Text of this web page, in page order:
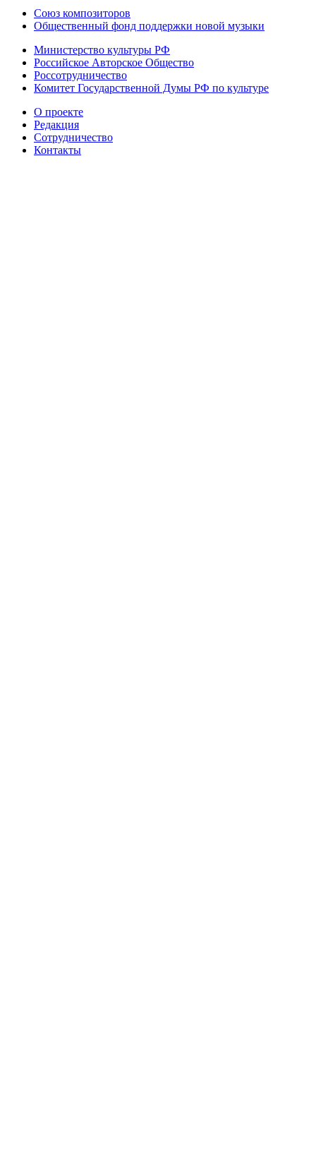
Союз композиторов
Общественный фонд поддержки новой музыки
Министерство культуры РФ
Российское Авторское Общество
Россотрудничество
Комитет Государственной Думы РФ по культуре
О проекте
Редакция
Сотрудничество
Контакты